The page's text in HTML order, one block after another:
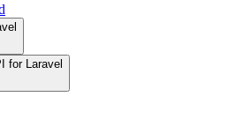
for Laravel